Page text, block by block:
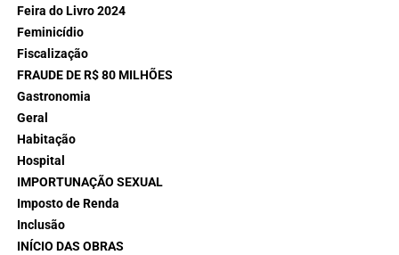
Feira do Livro 2024
Feminicídio
Fiscalização
FRAUDE DE R$ 80 MILHÕES
Gastronomia
Geral
Habitação
Hospital
IMPORTUNAÇÃO SEXUAL
Imposto de Renda
Inclusão
INÍCIO DAS OBRAS